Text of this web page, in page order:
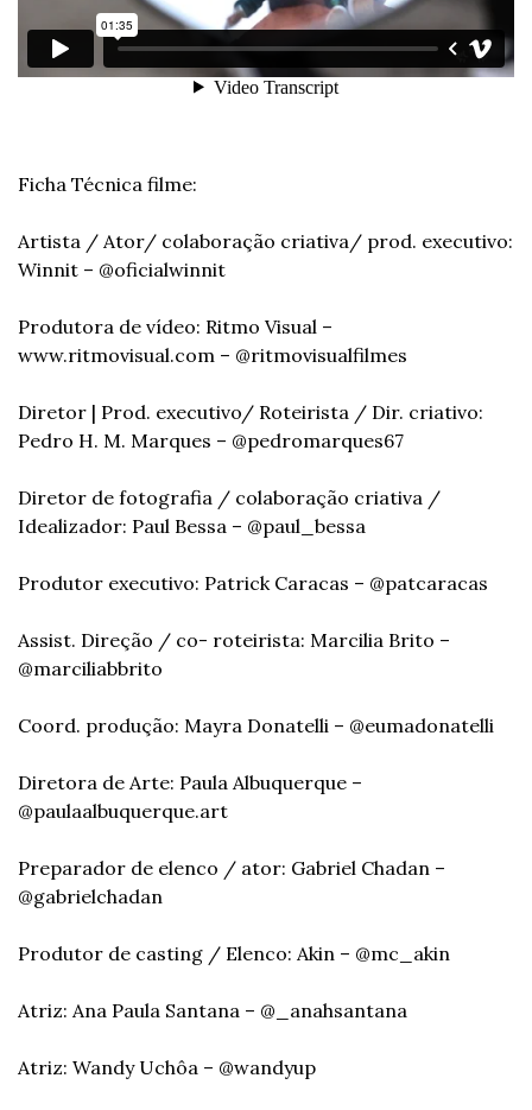
Ficha Técnica filme:
Artista / Ator/ colaboração criativa/ prod. executivo:
Winnit – @oficialwinnit
Produtora de vídeo: Ritmo Visual –
www.ritmovisual.com – @ritmovisualfilmes
Diretor | Prod. executivo/ Roteirista / Dir. criativo:
Pedro H. M. Marques – @pedromarques67
Diretor de fotografia / colaboração criativa /
Idealizador: Paul Bessa – @paul_bessa
Produtor executivo: Patrick Caracas – @patcaracas
Assist. Direção / co- roteirista: Marcilia Brito –
@marciliabbrito
Coord. produção: Mayra Donatelli – @eumadonatelli
Diretora de Arte: Paula Albuquerque –
@paulaalbuquerque.art
Preparador de elenco / ator: Gabriel Chadan –
@gabrielchadan
Produtor de casting / Elenco: Akin – @mc_akin
Atriz: Ana Paula Santana – @_anahsantana
Atriz: Wandy Uchôa – @wandyup